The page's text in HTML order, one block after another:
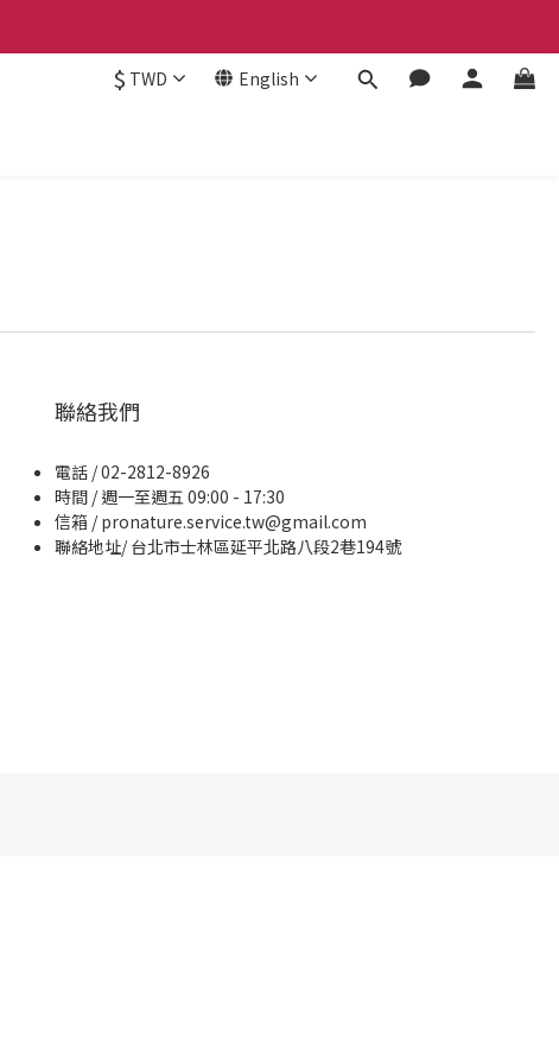
$ TWD English
聯絡我們
電話 / 02-2812-8926
時間 / 週一至週五 09:00 - 17:30
信箱 / pronature.service.tw@gmail.com
聯絡地址/ 台北市士林區延平北路八段2巷194號